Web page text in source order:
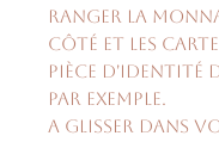
ranger la
côté et les
pièce d'identité
par exemple.
A glisser dans